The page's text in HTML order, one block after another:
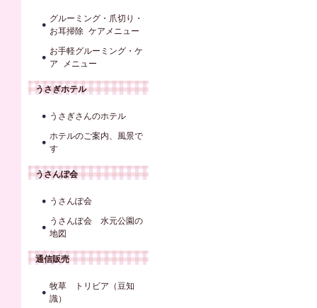
グルーミング・爪切り・
お耳掃除 ケアメニュー
お手軽グルーミング・ケ
ア メニュー
うさぎホテル
うさぎさんのホテル
ホテルのご案内、風景で
す
うさんぽ会
うさんぽ会
うさんぽ会 水元公園の
地図
通信販売
牧草 トリビア（豆知
識）